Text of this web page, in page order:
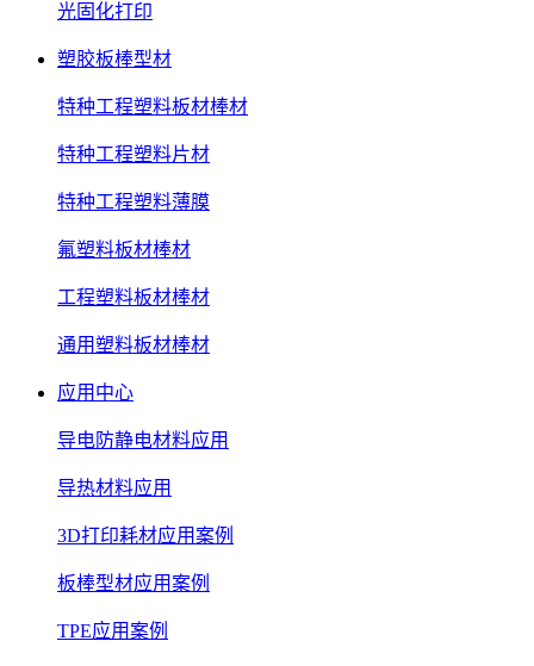
光固化打印
塑胶板棒型材
特种工程塑料板材棒材
特种工程塑料片材
特种工程塑料薄膜
氟塑料板材棒材
工程塑料板材棒材
通用塑料板材棒材
应用中心
导电防静电材料应用
导热材料应用
3D打印耗材应用案例
板棒型材应用案例
TPE应用案例